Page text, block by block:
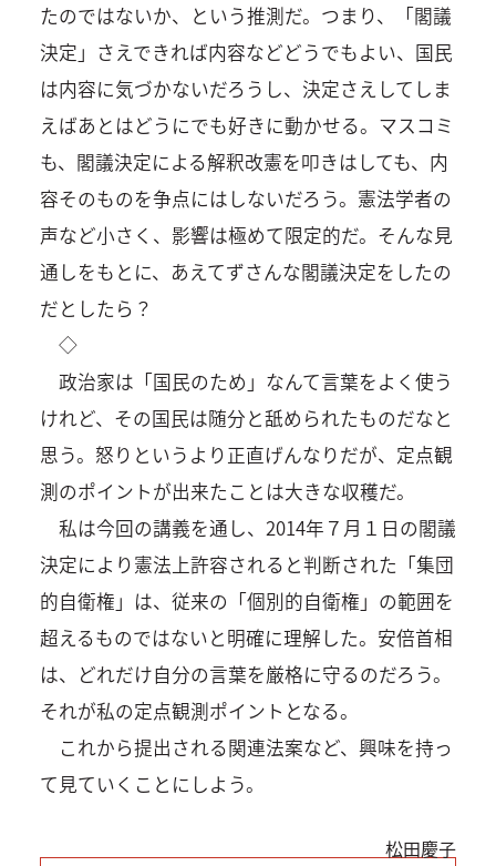
たのではないか、という推測だ。つまり、「閣議
決定」さえできれば内容などどうでもよい、国民
は内容に気づかないだろうし、決定さえしてしま
えばあとはどうにでも好きに動かせる。マスコミ
も、閣議決定による解釈改憲を叩きはしても、内
容そのものを争点にはしないだろう。憲法学者の
声など小さく、影響は極めて限定的だ。そんな見
通しをもとに、あえてずさんな閣議決定をしたの
だとしたら？
◇
政治家は「国民のため」なんて言葉をよく使う
けれど、その国民は随分と舐められたものだなと
思う。怒りというより正直げんなりだが、定点観
測のポイントが出来たことは大きな収穫だ。
私は今回の講義を通し、2014年７月１日の閣議
決定により憲法上許容されると判断された「集団
的自衛権」は、従来の「個別的自衛権」の範囲を
超えるものではないと明確に理解した。安倍首相
は、どれだけ自分の言葉を厳格に守るのだろう。
それが私の定点観測ポイントとなる。
これから提出される関連法案など、興味を持っ
て見ていくことにしよう。
松田慶子